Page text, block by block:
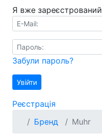
Я вже зареєстрований
E-Mail:
Пароль:
Забули пароль?
Увійти
Реєстрація
Бренд
Muhr